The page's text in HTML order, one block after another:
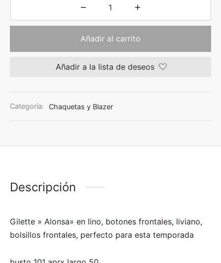
Añadir al carrito
Añadir a la lista de deseos
Categoría: Chaquetas y Blazer
Descripción
Gilette » Alonsa» en lino, botones frontales, liviano,
bolsillos frontales, perfecto para esta temporada